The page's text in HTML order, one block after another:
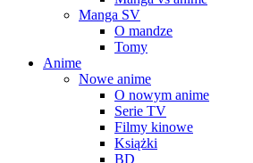
Manga SV
O mandze
Tomy
Anime
Nowe anime
O nowym anime
Serie TV
Filmy kinowe
Książki
BD